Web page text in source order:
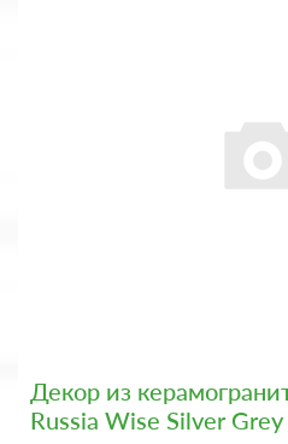
Декор из
Russia Wise Silver